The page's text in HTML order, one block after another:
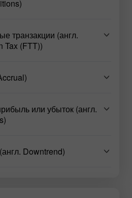
транзакции (англ.
Tax (FTT))
или убыток (англ.
Downtrend)